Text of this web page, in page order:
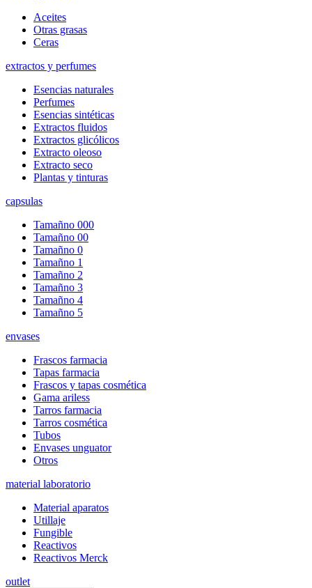
Aceites
Otras grasas
Ceras
extractos y perfumes
Esencias naturales
Perfumes
Esencias sintéticas
Extractos fluidos
Extractos glicólicos
Extracto oleoso
Extracto seco
Plantas y tinturas
capsulas
Tamañno 000
Tamañno 00
Tamañno 0
Tamañno 1
Tamañno 2
Tamañno 3
Tamañno 4
Tamañno 5
envases
Frascos farmacia
Tapas farmacia
Frascos y tapas cosmética
Gama ariless
Tarros farmacia
Tarros cosmética
Tubos
Envases unguator
Otros
material laboratorio
Material aparatos
Utillaje
Fungible
Reactivos
Reactivos Merck
outlet